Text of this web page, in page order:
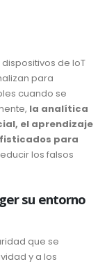
de IoT
para
cuando se
la analítica
el aprendizaje
para
los falsos
su entorno
que se
y a los